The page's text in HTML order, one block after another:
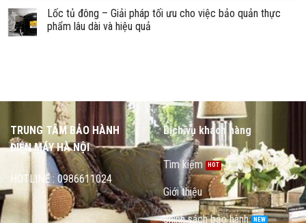
Lốc tủ đông – Giải pháp tối ưu cho việc bảo quản thực
phẩm lâu dài và hiệu quả
TRUNG TÂM BẢO HÀNH
ĐIỆN MÁY HÀ NỘI
HOTLINE : 0986611024
Dịch vụ khách hàng
Tìm kiếm
Giới thiệu
chính sách bảo hành